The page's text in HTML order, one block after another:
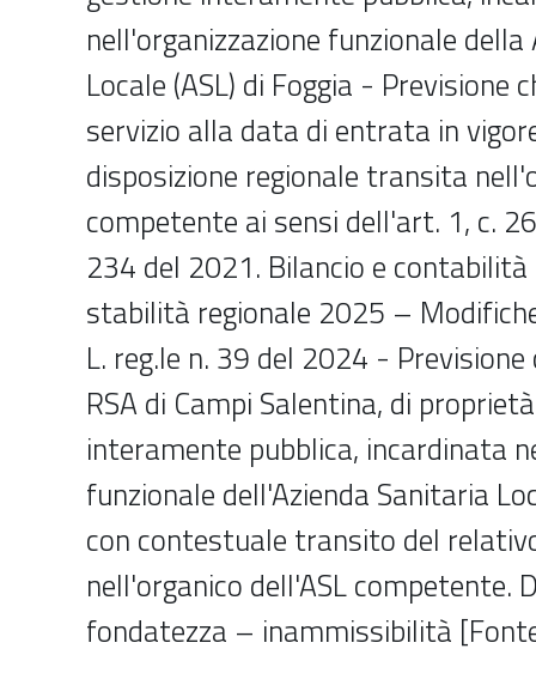
nell'organizzazione funzionale
Locale (ASL) di Foggia - Previsione
servizio alla data di entrata in
disposizione regionale transita
competente ai sensi dell'art. 1, c.
234 del 2021. Bilancio e contabilità
stabilità regionale 2025 –
L. reg.le n. 39 del 2024 -
RSA di Campi Salentina, di
interamente pubblica, incardinata
funzionale dell'Azienda Sanitaria
con contestuale transito del
nell'organico dell'ASL competente.
fondatezza – inammissibilità